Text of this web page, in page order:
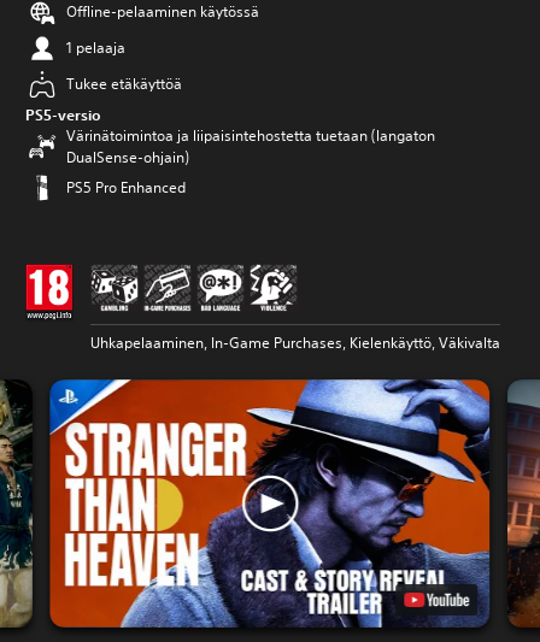
Offline-pelaaminen käytössä
1 pelaaja
Tukee etäkäyttöä
PS5-versio
Värinätoimintoa ja liipaisintehostetta tuetaan (langaton
DualSense-ohjain)
PS5 Pro Enhanced
Uhkapelaaminen, In-Game Purchases, Kielenkäyttö, Väkivalta